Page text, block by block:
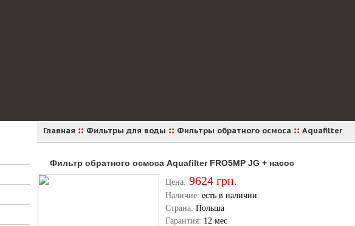
Главная :: Фильтры для воды :: Фильтры обратного осмоса :: Aquafilter
Фильтр обратного осмоса Aquafilter FRO5MP JG + насос
Цена: 9624 грн.
Наличие: есть в наличии
Страна: Польша
Гарантия: 12 мес